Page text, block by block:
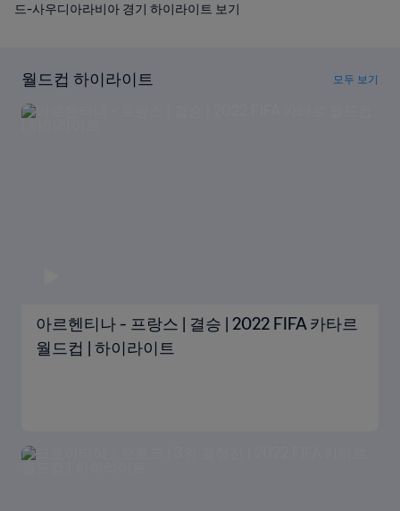
드-사우디아라비아 경기 하이라이트 보기
월드컵 하이라이트 모두 보기
아르헨티나 - 프랑스 | 결승 | 2022 FIFA 카타르
월드컵 | 하이라이트